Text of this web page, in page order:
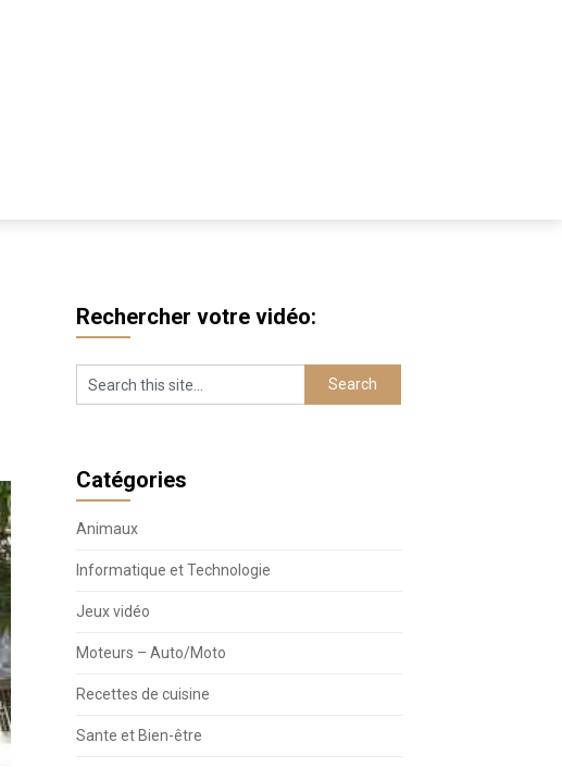
Rechercher votre vidéo:
Catégories
Animaux
Informatique et Technologie
Jeux vidéo
Moteurs – Auto/Moto
Recettes de cuisine
Sante et Bien-être